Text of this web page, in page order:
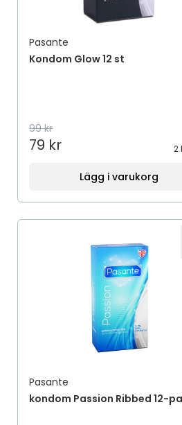
Pasante
Kondom Glow 12 st
99 kr
79 kr 2
Lägg i varukorg
Pasante
kondom Passion Ribbed 12-